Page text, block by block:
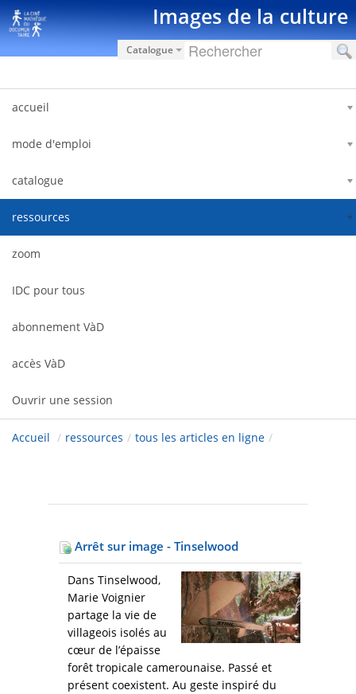
Saut au contenu Images de la culture
Catalogue
accueil
mode d'emploi
catalogue
ressources
zoom
IDC pour tous
abonnement VàD
accès VàD
Ouvrir une session
Accueil / ressources / tous les articles en ligne /
Arrêt sur image - Tinselwood
Dans Tinselwood,
Marie Voignier
partage la vie de
villageois isolés au
cœur de l’épaisse
forêt tropicale camerounaise. Passé et
présent coexistent. Au geste inspiré du